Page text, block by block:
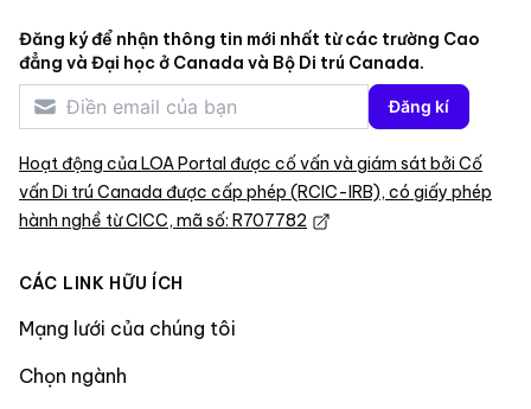
Đăng ký để nhận thông tin mới nhất từ các trường Cao
đẳng và Đại học ở Canada và Bộ Di trú Canada.
Đăng kí
Hoạt động của LOA Portal được cố vấn và giám sát bởi Cố
vấn Di trú Canada được cấp phép (RCIC-IRB), có giấy phép
hành nghề từ CICC, mã số: R707782
CÁC LINK HỮU ÍCH
Mạng lưới của chúng tôi
Chọn ngành